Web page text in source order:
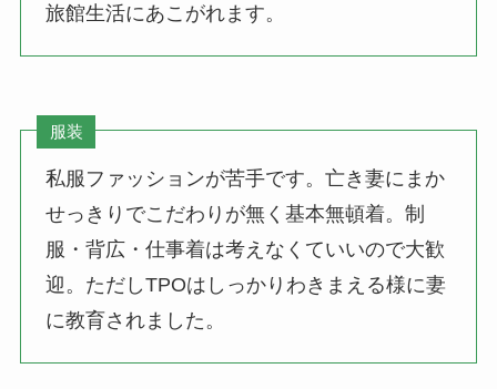
旅館生活にあこがれます。
服装
私服ファッションが苦手です。亡き妻にまか
せっきりでこだわりが無く基本無頓着。制
服・背広・仕事着は考えなくていいので大歓
迎。ただしTPOはしっかりわきまえる様に妻
に教育されました。